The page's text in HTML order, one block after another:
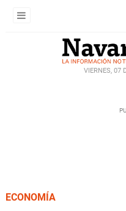
VIERNES, 07
ECONOMÍA